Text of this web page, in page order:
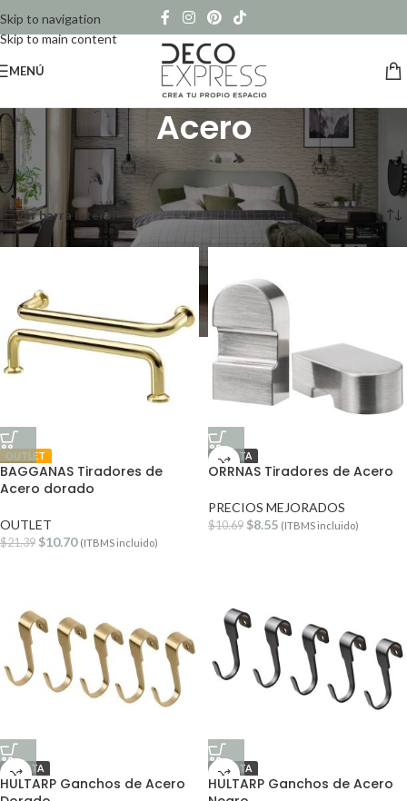
Skip to navigation
Skip to main content
MENÚ
Acero
Inicio/
Productos etiquetados “Acero”
Mostrando 1–12 de 13 resultados
Ver barra lateral
OUTLET
BAGGANAS Tiradores de
Acero dorado
OUTLET
$21.39 $10.70 (ITBMS incluido)
OFERTA
ORRNAS Tiradores de Acero
PRECIOS MEJORADOS
$10.69 $8.55 (ITBMS incluido)
OFERTA
HULTARP Ganchos de Acero
OFERTA
HULTARP Ganchos de Acero